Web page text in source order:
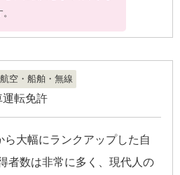
空・船舶・無線
運転免許
大幅にランクアップした自
者数は非常に多く、現代人の